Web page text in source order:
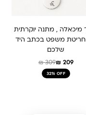
מיכאלה , מתנה יוקרתית
משפט בכתב היד
שלכם
₪309₪ 209
32% OFF